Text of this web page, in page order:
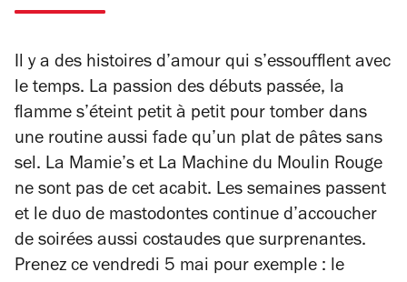
Il y a des histoires d’amour qui s’essoufflent avec
le temps. La passion des débuts passée, la
flamme s’éteint petit à petit pour tomber dans
une routine aussi fade qu’un plat de pâtes sans
sel. La Mamie’s et La Machine du Moulin Rouge
ne sont pas de cet acabit. Les semaines passent
et le duo de mastodontes continue d’accoucher
de soirées aussi costaudes que surprenantes.
Prenez ce vendredi 5 mai pour exemple : le